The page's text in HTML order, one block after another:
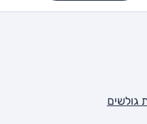
גולשים